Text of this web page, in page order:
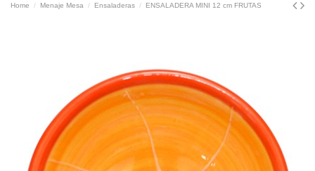
Home Menaje Mesa Ensaladeras ENSALADERA MINI 12 cm FRUTAS